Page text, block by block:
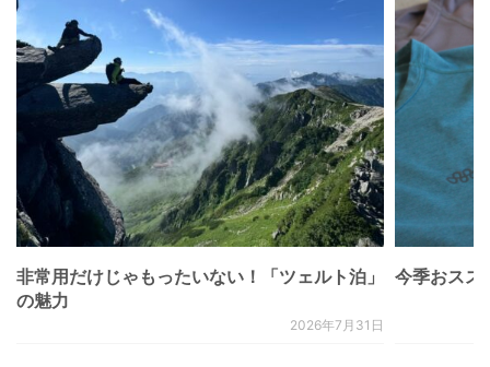
非常用だけじゃもったいない！「ツェルト泊」
の魅力
2026年7月31日
今季おスス